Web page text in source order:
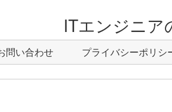
ITエンジニア
問い合わせ プライバシーポリシ